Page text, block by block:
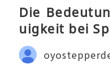
Die
uigkeit bei